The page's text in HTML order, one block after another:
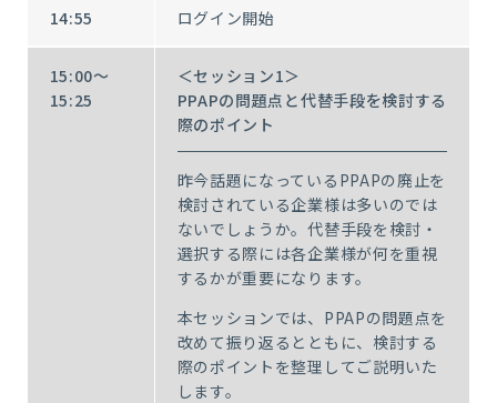
14:55 ログイン開始
15:00～
15:25
＜セッション1＞
PPAPの問題点と代替手段を検討する
際のポイント
昨今話題になっているPPAPの廃止を
検討されている企業様は多いのでは
ないでしょうか。代替手段を検討・
選択する際には各企業様が何を重視
するかが重要になります。
本セッションでは、PPAPの問題点を
改めて振り返るとともに、検討する
際のポイントを整理してご説明いた
します。